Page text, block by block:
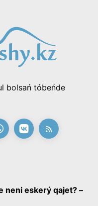
bolsań tóbeńde
neni eskerý qajet? –